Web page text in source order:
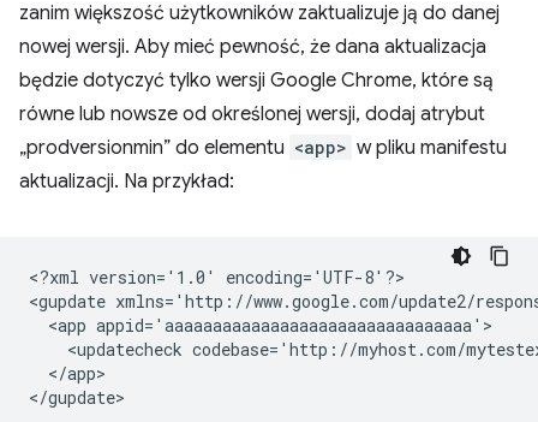
zanim większość użytkowników zaktualizuje ją do danej
nowej wersji. Aby mieć pewność, że dana aktualizacja
będzie dotyczyć tylko wersji Google Chrome, które są
równe lub nowsze od określonej wersji, dodaj atrybut
„prodversionmin” do elementu <app> w pliku manifestu
aktualizacji. Na przykład:
<?xml version='1.0'
encoding='UTF-8'?>
<gupdate xmlns='http://www.google.com/update2/
<app
<updatecheck codebase='http://myhost.com/
</app>